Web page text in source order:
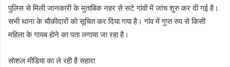
पुलिस से मिली जानकारी के मुताबिक नहर से सटे गांवाें में जांच शुरु कर दी गई है।
सभी थाना के चाैकीदाराें काे सूचित कर दिया गया है। गांव में गुप्त रुप से किसी
महिला के गायब हाेने का पता लगाया जा रहा है।
साेशल मीडिया का ले रही है सहारा